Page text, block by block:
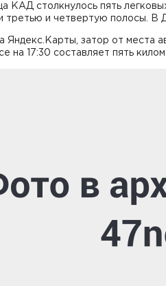
КАД столкнулось пять
третью и четвертую полосы. В
Яндекс.Карты, затор от места
на 17:30 составляет пять